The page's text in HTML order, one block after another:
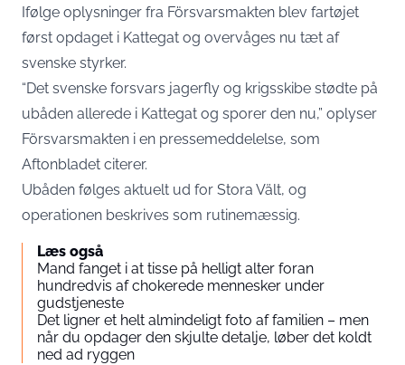
Ifølge oplysninger fra Försvarsmakten blev fartøjet
først opdaget i Kattegat og overvåges nu tæt af
svenske styrker.
“Det svenske forsvars jagerfly og krigsskibe stødte på
ubåden allerede i Kattegat og sporer den nu,” oplyser
Försvarsmakten i en pressemeddelelse, som
Aftonbladet citerer.
Ubåden følges aktuelt ud for Stora Vält, og
operationen beskrives som rutinemæssig.
Læs også
Mand fanget i at tisse på helligt alter foran
hundredvis af chokerede mennesker under
gudstjeneste
Det ligner et helt almindeligt foto af familien – men
når du opdager den skjulte detalje, løber det koldt
ned ad ryggen